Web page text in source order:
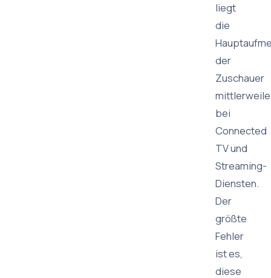
liegt
die
der
Zuschauer
mittlerweile
bei
Connected
TV und
Streaming-
Diensten.
Der
größte
Fehler
ist es,
diese